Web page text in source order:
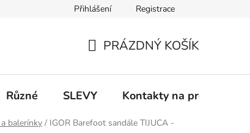
Informace k on-line platbám Odstoupení od
Přihlášení Registrace
KOŠÍK
PRÁZDNÝ KOŠÍK
Různé SLEVY Kontakty na prodejny
balerínky / IGOR Barefoot sandále TIJUCA -